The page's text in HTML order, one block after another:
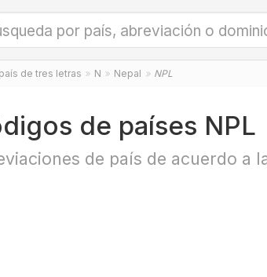
de tres letras N Nepal NPL
de países NPL
de país de acuerdo a